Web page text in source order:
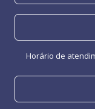
Horário de